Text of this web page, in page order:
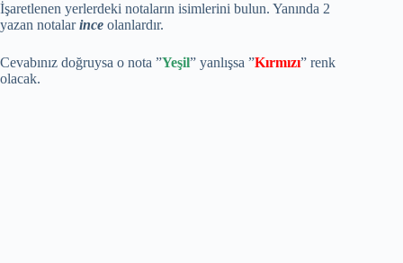
İşaretlenen yerlerdeki notaların isimlerini bulun. Yanında 2
yazan notalarince olanlardır.
Cevabınız doğruysa o nota ”Yeşil” yanlışsa ”Kırmızı” renk
olacak.